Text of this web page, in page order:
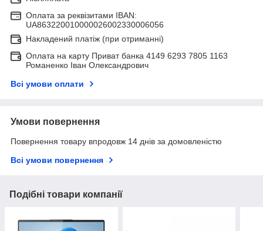
Оплата за реквізитами IBAN:
UA863220010000026002330006056
Накладений платіж (при отриманні)
Оплата на карту Приват банка 4149 6293 7805 1163
Романенко Іван Олександрович
Всі умови оплати
Умови повернення
Повернення товару впродовж 14 днів за домовленістю
Всі умови повернення
Подібні товари компанії